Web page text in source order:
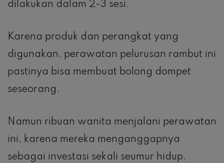
dilakukan dalam 2-3 sesi.
Karena produk dan perangkat yang
digunakan, perawatan pelurusan rambut ini
pastinya bisa membuat bolong dompet
seseorang.
Namun ribuan wanita menjalani perawatan
ini, karena mereka menganggapnya
sebagai investasi sekali seumur hidup.